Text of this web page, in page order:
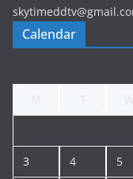
Calendar
3 4 5